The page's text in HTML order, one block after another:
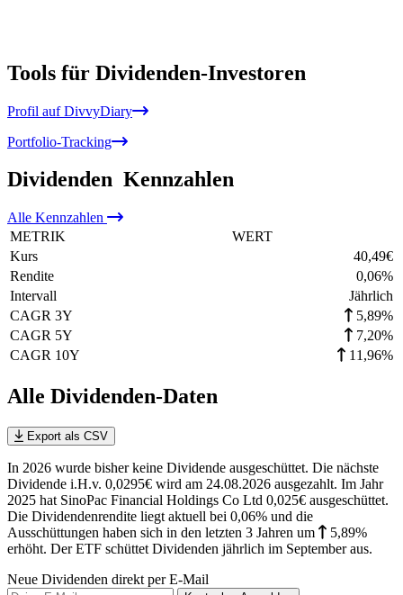
Tools für Dividenden-Investoren
Profil auf DivvyDiary
Portfolio-Tracking
Dividenden Kennzahlen
Alle Kennzahlen
METRIK
WERT
Kurs
40,49€
Rendite
0,06%
Intervall
Jährlich
CAGR 3Y
5,89%
CAGR 5Y
7,20%
CAGR 10Y
11,96%
Alle Dividenden-Daten
Export als CSV
In 2026 wurde bisher keine Dividende ausgeschüttet. Die nächste
Dividende i.H.v. 0,0295€ wird am 24.08.2026 ausgezahlt. Im Jahr
2025 hat SinoPac Financial Holdings Co Ltd 0,025€ ausgeschüttet.
Die Dividendenrendite liegt aktuell bei 0,06% und die
Ausschüttungen haben sich in den letzten 3 Jahren um
5,89%
erhöht. Der ETF schüttet Dividenden jährlich im September aus.
Neue Dividenden direkt per E-Mail